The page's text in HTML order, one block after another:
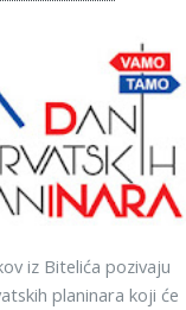
iz Bitelića pozivaju
planinara koji će